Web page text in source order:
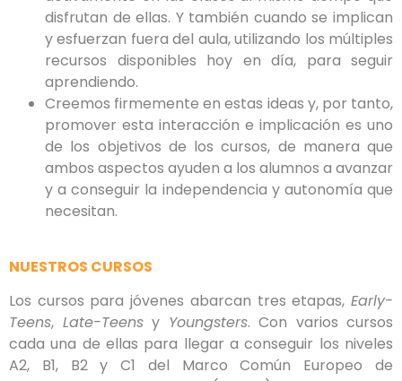
disfrutan de ellas. Y también cuando se implican
y esfuerzan fuera del aula, utilizando los múltiples
recursos disponibles hoy en día, para seguir
aprendiendo.
Creemos firmemente en estas ideas y, por tanto,
promover esta interacción e implicación es uno
de los objetivos de los cursos, de manera que
ambos aspectos ayuden a los alumnos a avanzar
y a conseguir la independencia y autonomía que
necesitan.
NUESTROS CURSOS
Los cursos para jóvenes abarcan tres etapas, Early-
Teens, Late-Teensy Youngsters. Con varios cursos
cada una de ellas para llegar a conseguir los niveles
A2, B1, B2 y C1 del Marco Común Europeo de